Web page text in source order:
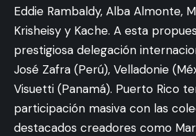
Eddie Rambaldy, Alba Almonte,
Krisheisy y Kache. A esta
prestigiosa delegación
José Zafra (Perú), Velladonie
Visuetti (Panamá). Puerto Rico
participación masiva con las
destacados creadores como